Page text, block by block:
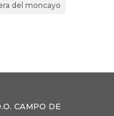
del moncayo
CAMPO DE